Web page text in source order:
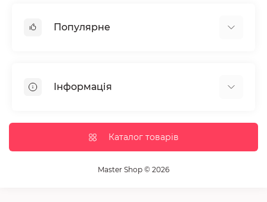
Популярне
Парафінотерапія
Вії та брови
Дезінфекція та стерилізація
Пензлики і набори для макіяжу
Інформація
Доставка та оплата
Корисні статті
Каталог товарів
Master Shop © 2026